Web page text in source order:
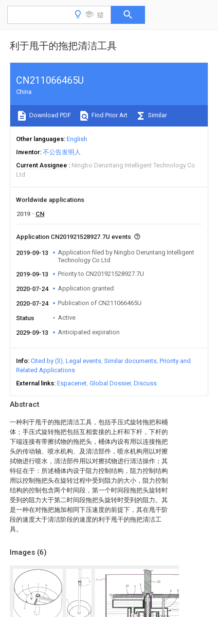
利于甩干的拖把清洁工具
Abstract
一种利于甩干的拖把清洁工具，包括手压式旋转拖把和桶
体；手压式旋转拖把包括互相套接的上杆和下杆，下杆的
下端连接有带擦拭物的拖把头，桶体内设有用以连接拖把
头的传动轴、喷水机构、及清洁部件，喷水机构用以对擦
拭物进行喷水，清洁部件用以对擦拭物进行清洁操作；其
特征在于：所述桶体内设于阻力控制结构，阻力控制结构
用以控制拖把头在旋转过程中受到阻力的大小，阻力控制
结构的控制包含两个时间段，第一个时间段拖把头旋转时
受到的阻力大于第二时间段拖把头旋转时受到的阻力。其
是一种在对拖把施加相同下压速度的前提下，其在甩干阶
段的速度大于清洁阶段的速度的利于甩干的拖把清洁工
具。
Images (6)
CN211066465U
China
Download PDF Find Prior Art Similar
Other languages English
Inventor 不公告发明人
Current Assignee
Ningbo Deruntang Intelligent Technology Co
Ltd
Worldwide applications
2019
CN
Application CN201921528927.7U events
2019-09-13
Application filed by Ningbo Deruntang Intelligent
Technology Co Ltd
2019-09-13
Priority to CN201921528927.7U
2020-07-24 Application granted
2020-07-24 Publication of CN211066465U
Status Active
2029-09-13 Anticipated expiration
Info Cited by (3) Legal events Similar documents Priority and
Related Applications
External links Espacenet Global Dossier Discuss